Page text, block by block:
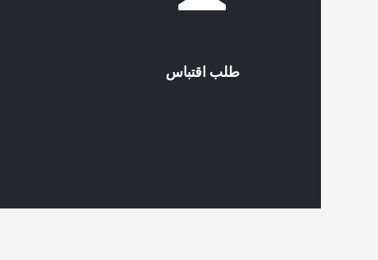
طلب اقتباس